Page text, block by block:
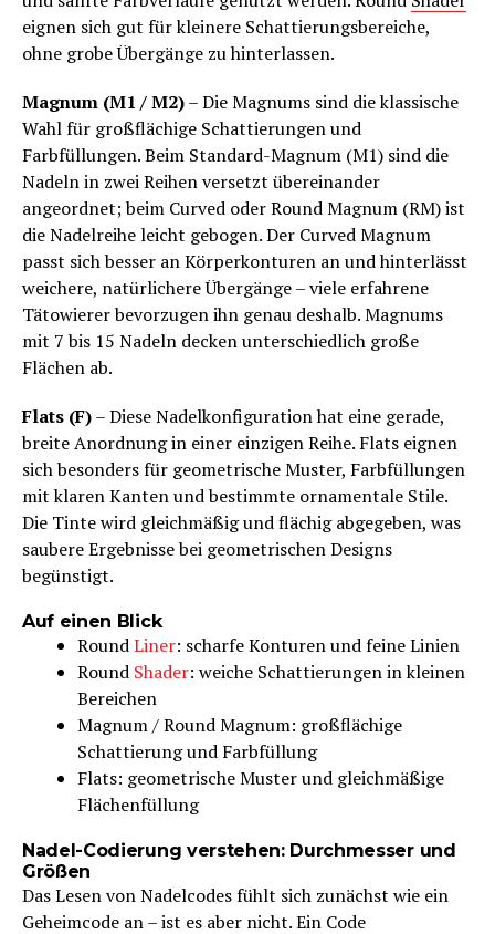
eignen sich gut für kleinere Schattierungsbereiche,
ohne grobe Übergänge zu hinterlassen.
Magnum (M1 / M2)– Die Magnums sind die klassische
Wahl für großflächige Schattierungen und
Farbfüllungen. Beim Standard-Magnum (M1) sind die
Nadeln in zwei Reihen versetzt übereinander
angeordnet; beim Curved oder Round Magnum (RM) ist
die Nadelreihe leicht gebogen. Der Curved Magnum
passt sich besser an Körperkonturen an und hinterlässt
weichere, natürlichere Übergänge – viele erfahrene
Tätowierer bevorzugen ihn genau deshalb. Magnums
mit 7 bis 15 Nadeln decken unterschiedlich große
Flächen ab.
Flats (F)– Diese Nadelkonfiguration hat eine gerade,
breite Anordnung in einer einzigen Reihe. Flats eignen
sich besonders für geometrische Muster, Farbfüllungen
mit klaren Kanten und bestimmte ornamentale Stile.
Die Tinte wird gleichmäßig und flächig abgegeben, was
saubere Ergebnisse bei geometrischen Designs
begünstigt.
Auf einen Blick
RoundLiner: scharfe Konturen und feine Linien
Round Shader: weiche Schattierungen in kleinen
Bereichen
Magnum / Round Magnum: großflächige
Schattierung und Farbfüllung
Flats: geometrische Muster und gleichmäßige
Flächenfüllung
Nadel-Codierung verstehen: Durchmesser und
Größen
Das Lesen von Nadelcodes fühlt sich zunächst wie ein
Geheimcode an – ist es aber nicht. Ein Code